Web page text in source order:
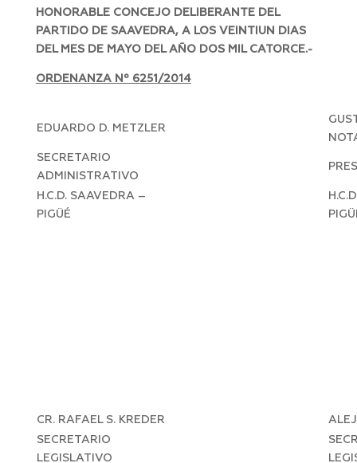
HONORABLE CONCEJO DELIBERANTE DEL
PARTIDO DE SAAVEDRA, A LOS VEINTIUN DIAS
DEL MES DE MAYO DEL AÑO DOS MIL CATORCE.-
ORDENANZA Nº 6251/2014
EDUARDO D. METZLER
SECRETARIO
ADMINISTRATIVO
H.C.D. SAAVEDRA –
PIGÜÉ
CR. RAFAEL S. KREDER
SECRETARIO
LEGISLATIVO